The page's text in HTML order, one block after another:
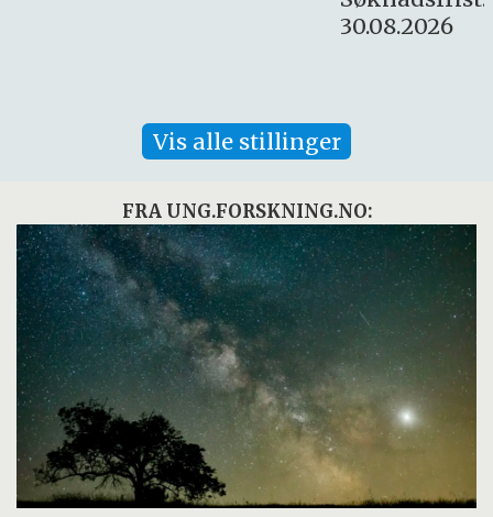
Vis alle stillinger
FRA UNG.FORSKNING.NO: